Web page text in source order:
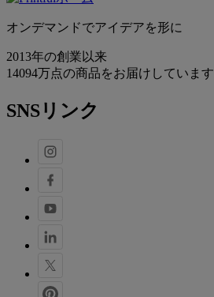
オンデマンドでアイデアを形に
2013年の創業以来
14094万点の商品をお届けしています
SNSリンク